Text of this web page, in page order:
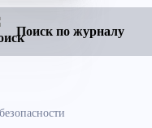
Поиск по журналу